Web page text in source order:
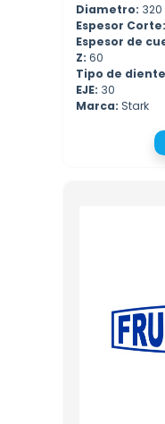
Diametro: 320
Espesor Corte:
Espesor de
Z: 60
Tipo de
EJE: 30
Marca: Stark